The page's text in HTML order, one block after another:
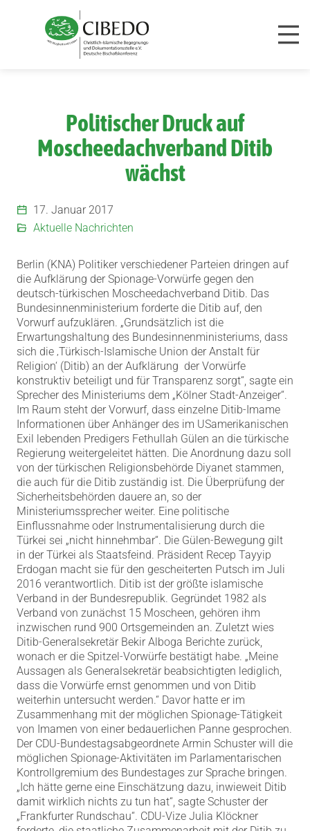
Politischer Druck auf
Moscheedachverband Ditib
wächst
17. Januar 2017
Aktuelle Nachrichten
Berlin (KNA) Politiker verschiedener Parteien dringen auf
die Aufklärung der Spionage-Vorwürfe gegen den
deutsch-türkischen Moscheedachverband Ditib. Das
Bundesinnenministerium forderte die Ditib auf, den
Vorwurf aufzuklären. „Grundsätzlich ist die
Erwartungshaltung des Bundesinnenministeriums, dass
sich die ‚Türkisch-Islamische Union der Anstalt für
Religion‘ (Ditib) an der Aufklärung der Vorwürfe
konstruktiv beteiligt und für Transparenz sorgt“, sagte ein
Sprecher des Ministeriums dem „Kölner Stadt-Anzeiger“.
Im Raum steht der Vorwurf, dass einzelne Ditib-Imame
Informationen über Anhänger des im USamerikanischen
Exil lebenden Predigers Fethullah Gülen an die türkische
Regierung weitergeleitet hätten. Die Anordnung dazu soll
von der türkischen Religionsbehörde Diyanet stammen,
die auch für die Ditib zuständig ist. Die Überprüfung der
Sicherheitsbehörden dauere an, so der
Ministeriumssprecher weiter. Eine politische
Einflussnahme oder Instrumentalisierung durch die
Türkei sei „nicht hinnehmbar“. Die Gülen-Bewegung gilt
in der Türkei als Staatsfeind. Präsident Recep Tayyip
Erdogan macht sie für den gescheiterten Putsch im Juli
2016 verantwortlich. Ditib ist der größte islamische
Verband in der Bundesrepublik. Gegründet 1982 als
Verband von zunächst 15 Moscheen, gehören ihm
inzwischen rund 900 Ortsgemeinden an. Zuletzt wies
Ditib-Generalsekretär Bekir Alboga Berichte zurück,
wonach er die Spitzel-Vorwürfe bestätigt habe. „Meine
Aussagen als Generalsekretär beabsichtigten lediglich,
dass die Vorwürfe ernst genommen und von Ditib
weiterhin untersucht werden.“ Davor hatte er im
Zusammenhang mit der möglichen Spionage-Tätigkeit
von Imamen von einer bedauerlichen Panne gesprochen.
Der CDU-Bundestagsabgeordnete Armin Schuster will die
möglichen Spionage-Aktivitäten im Parlamentarischen
Kontrollgremium des Bundestages zur Sprache bringen.
„Ich hätte gerne eine Einschätzung dazu, inwieweit Ditib
damit wirklich nichts zu tun hat“, sagte Schuster der
„Frankfurter Rundschau“. CDU-Vize Julia Klöckner